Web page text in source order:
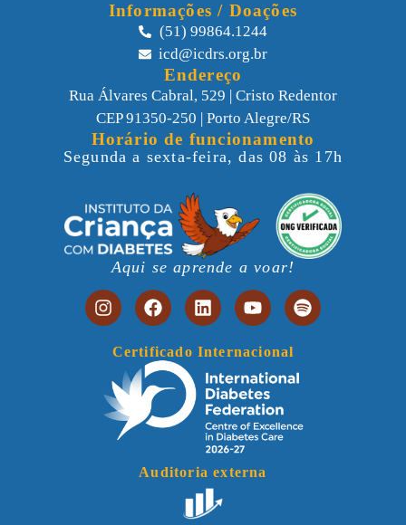
Informações / Doações
(51) 99864.1244
icd@icdrs.org.br
Endereço
Rua Álvares Cabral, 529 | Cristo Redentor
CEP 91350-250 | Porto Alegre/RS
Horário de funcionamento
Segunda a sexta-feira, das 08 às 17h
Aqui se aprende a voar!
Certificado Internacional
Auditoria externa